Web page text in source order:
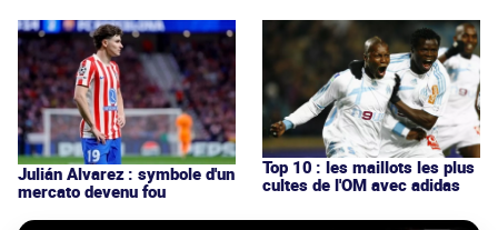
Julián Alvarez : symbole d'un
mercato devenu fou
Top 10 : les maillots les plus
cultes de l'OM avec adidas